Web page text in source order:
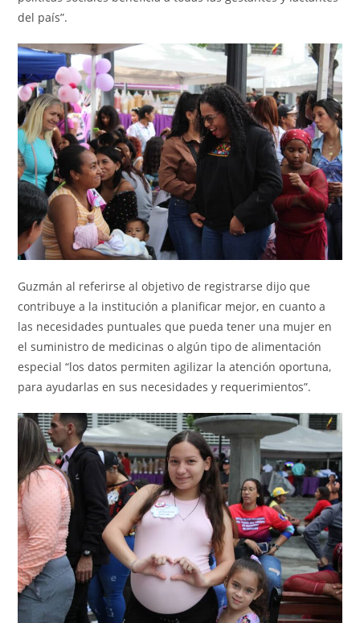
del país”.
Guzmán al referirse al objetivo de registrarse dijo que
contribuye a la institución a planificar mejor, en cuanto a
las necesidades puntuales que pueda tener una mujer en
el suministro de medicinas o algún tipo de alimentación
especial “los datos permiten agilizar la atención oportuna,
para ayudarlas en sus necesidades y requerimientos”.